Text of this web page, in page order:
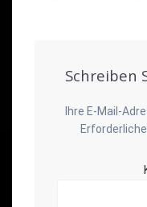
Schreiben
Ihre E-Mail-